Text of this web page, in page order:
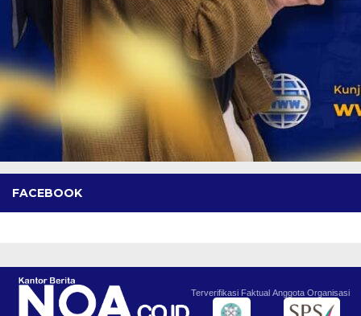
FACEBOOK
Terverifikasi Faktual Anggota Organisasi